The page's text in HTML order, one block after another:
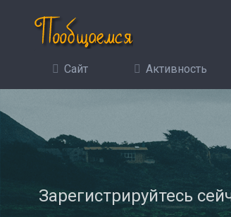
Сайт Активность
Зарегистрируйтесь